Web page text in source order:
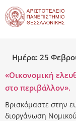
περιεχόμενο
Ημέρα: 25
«Οικονομική
στο περιβάλλον».
Βρισκόμαστε στην
διοργάνωση